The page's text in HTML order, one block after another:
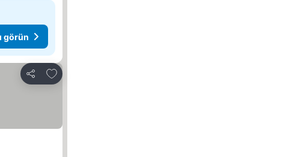
görün
Paylaş
Favorilerime ekle